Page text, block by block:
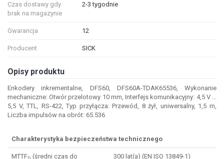
Czas dostawy gdy
brak na magazynie
2-3 tygodnie
Gwarancja 12
Producent SICK
Opisy produktu
Enkodery inkrementalne, DFS60, DFS60A-TDAK65536, Wykonanie
mechaniczne: Otwór przelotowy 10 mm, Interfejs komunikacyjny: 4,5 V ...
5,5 V, TTL, RS-422, Typ przyłącza: Przewód, 8 żył, uniwersalny, 1,5 m,
Liczba impulsów na obrót: 65.536
Charakterystyka bezpieczeństwa technicznego
MTTF
(średni czas do
300 lat(a) (EN ISO 13849-1)